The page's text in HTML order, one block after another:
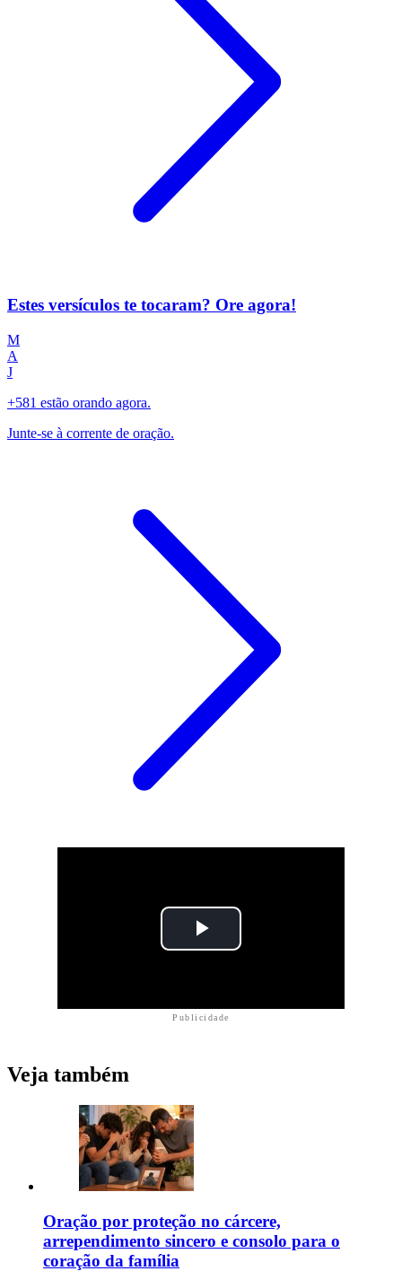
Estes versículos te tocaram? Ore agora!
M
A
J
+581 estão orando agora.
Junte-se à corrente de oração.
Publicidade
Veja também
Oração por proteção no cárcere,
arrependimento sincero e consolo para o
coração da família